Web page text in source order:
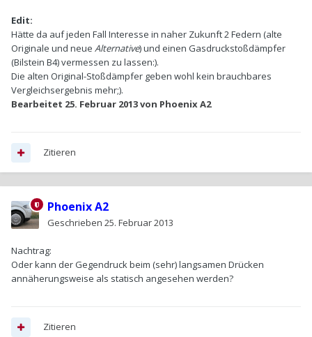
Edit:
Hätte da auf jeden Fall Interesse in naher Zukunft 2 Federn (alte
Originale und neue Alternative) und einen Gasdruckstoßdämpfer
(Bilstein B4) vermessen zu lassen:).
Die alten Original-Stoßdämpfer geben wohl kein brauchbares
Vergleichsergebnis mehr;).
Bearbeitet 25. Februar 2013von Phoenix A2
Zitieren
Phoenix A2
Geschrieben 25. Februar 2013
Nachtrag:
Oder kann der Gegendruck beim (sehr) langsamen Drücken
annäherungsweise als statisch angesehen werden?
Zitieren